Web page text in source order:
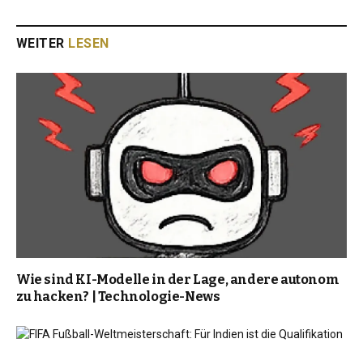
WEITER LESEN
Wie sind KI-Modelle in der Lage, andere autonom
zu hacken? | Technologie-News